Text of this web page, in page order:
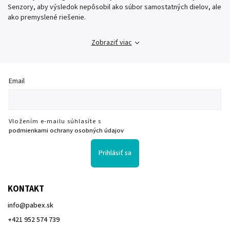
Senzory, aby výsledok nepôsobil ako súbor samostatných dielov, ale
ako premyslené riešenie.
Zobraziť viac
Email
Vložením e-mailu súhlasíte s
podmienkami ochrany osobných údajov
Prihlásiť sa
KONTAKT
info@pabex.sk
+421 952 574 739